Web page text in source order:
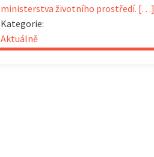
ministerstva životního prostředí. […]
Kategorie:
Aktuálně